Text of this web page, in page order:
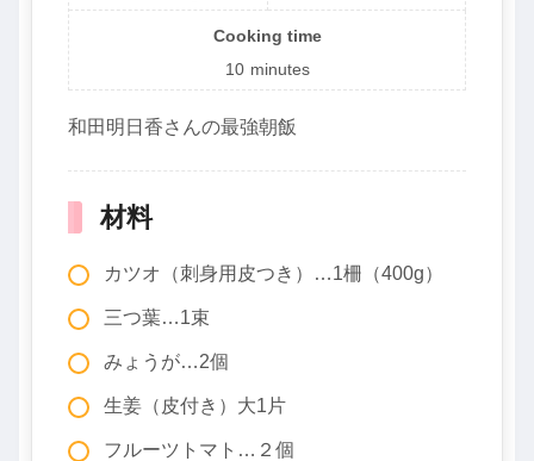
Cooking time
10 minutes
和田明日香さんの最強朝飯
材料
カツオ（刺身用皮つき）…1柵（400g）
三つ葉…1束
みょうが…2個
生姜（皮付き）大1片
フルーツトマト…２個